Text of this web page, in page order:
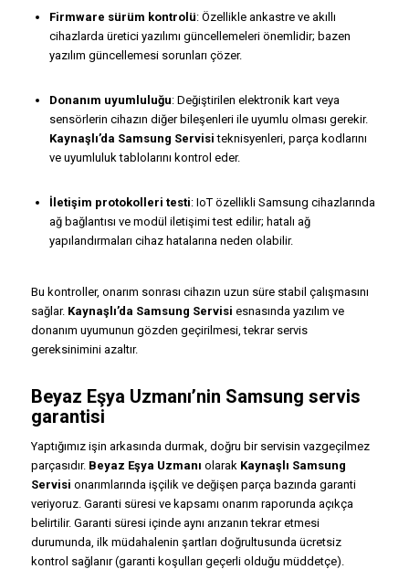
Firmware sürüm kontrolü: Özellikle ankastre ve akıllı
cihazlarda üretici yazılımı güncellemeleri önemlidir; bazen
yazılım güncellemesi sorunları çözer.
Donanım uyumluluğu: Değiştirilen elektronik kart veya
sensörlerin cihazın diğer bileşenleri ile uyumlu olması gerekir.
Kaynaşlı’da Samsung Servisi teknisyenleri, parça kodlarını
ve uyumluluk tablolarını kontrol eder.
İletişim protokolleri testi: IoT özellikli Samsung cihazlarında
ağ bağlantısı ve modül iletişimi test edilir; hatalı ağ
yapılandırmaları cihaz hatalarına neden olabilir.
Bu kontroller, onarım sonrası cihazın uzun süre stabil çalışmasını
sağlar. Kaynaşlı’da Samsung Servisi esnasında yazılım ve
donanım uyumunun gözden geçirilmesi, tekrar servis
gereksinimini azaltır.
Beyaz Eşya Uzmanı’nin Samsung servis
garantisi
Yaptığımız işin arkasında durmak, doğru bir servisin vazgeçilmez
parçasıdır. Beyaz Eşya Uzmanı olarak Kaynaşlı Samsung
Servisi onarımlarında işçilik ve değişen parça bazında garanti
veriyoruz. Garanti süresi ve kapsamı onarım raporunda açıkça
belirtilir. Garanti süresi içinde aynı arızanın tekrar etmesi
durumunda, ilk müdahalenin şartları doğrultusunda ücretsiz
kontrol sağlanır (garanti koşulları geçerli olduğu müddetçe).